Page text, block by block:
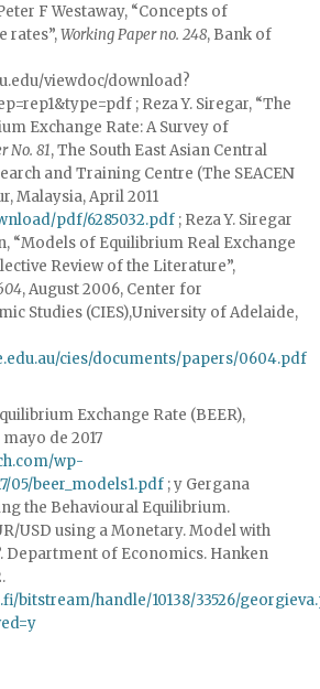
F Westaway, “Concepts of
rates”,Working Paper no. 248, Bank of
viewdoc/download?
; Reza Y. Siregar, “The
Exchange Rate: A Survey of
No. 81, The South East Asian Central
and Training Centre (The SEACEN
Malaysia, April 2011
pdf/6285032.pdf ; Reza Y. Siregar
“Models of Equilibrium Real Exchange
Review of the Literature”,
, August 2006, Center for
Studies (CIES),University of Adelaide,
cies/documents/papers/0604.pdf
Exchange Rate (BEER),
mayo de 2017
wp-
05/beer_models1.pdf ; y Gergana
the Behavioural Equilibrium.
USD using a Monetary. Model with
Department of Economics. Hanken
bitstream/handle/10138/33526/